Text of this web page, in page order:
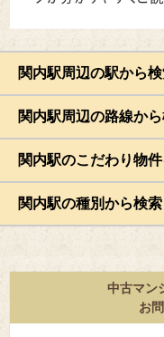
関内駅周辺の駅から
関内駅周辺の路線か
関内駅のこだわり物
関内駅の種別から検索
中古マン
お